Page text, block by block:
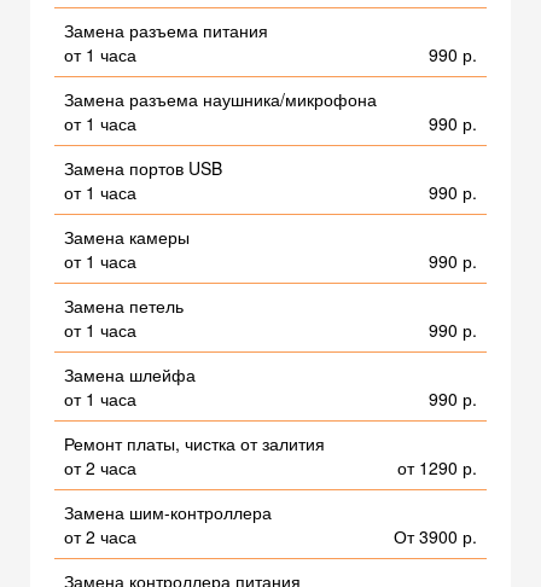
Замена разъема питания
от 1 часа
990 р.
Замена разъема наушника/микрофона
от 1 часа
990 р.
Замена портов USB
от 1 часа
990 р.
Замена камеры
от 1 часа
990 р.
Замена петель
от 1 часа
990 р.
Замена шлейфа
от 1 часа
990 р.
Ремонт платы, чистка от залития
от 2 часа
от 1290 р.
Замена шим-контроллера
от 2 часа
От 3900 р.
Замена контроллера питания